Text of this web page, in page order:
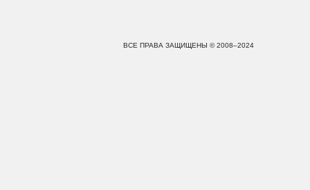
ВСЕ ПРАВА ЗАЩИЩЕНЫ © 2008–2024